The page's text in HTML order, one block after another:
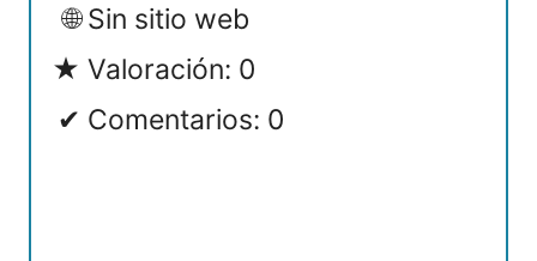
Sin sitio web
Valoración: 0
Comentarios: 0